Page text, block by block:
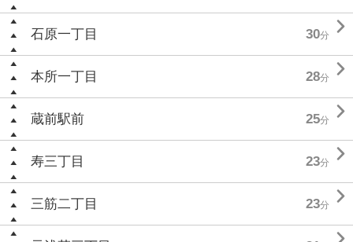
石原一丁目 30分 
本所一丁目 28分 
蔵前駅前 25分 
寿三丁目 23分 
三筋二丁目 23分 